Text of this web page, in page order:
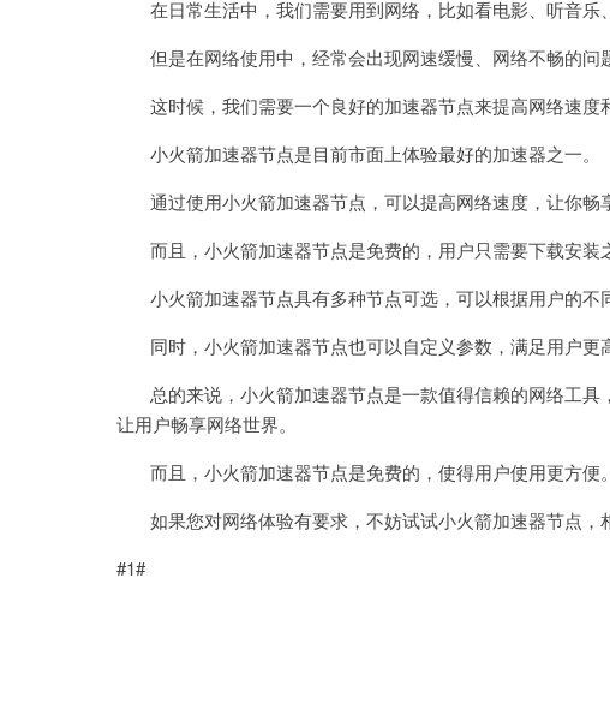
在日常生活中，我们需要用到网络，比如看电影、听音乐
但是在网络使用中，经常会出现网速缓慢、网络不畅的问
这时候，我们需要一个良好的加速器节点来提高网络速度
小火箭加速器节点是目前市面上体验最好的加速器之一。
通过使用小火箭加速器节点，可以提高网络速度，让你畅
而且，小火箭加速器节点是免费的，用户只需要下载安装
小火箭加速器节点具有多种节点可选，可以根据用户的不
同时，小火箭加速器节点也可以自定义参数，满足用户更
总的来说，小火箭加速器节点是一款值得信赖的网络工具
让用户畅享网络世界。
而且，小火箭加速器节点是免费的，使得用户使用更方便。
如果您对网络体验有要求，不妨试试小火箭加速器节点，
#1#